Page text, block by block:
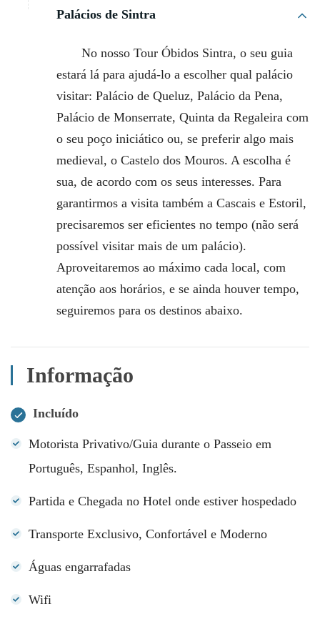
Palácios de Sintra
No nosso Tour Óbidos Sintra, o seu guia
estará lá para ajudá-lo a escolher qual palácio
visitar: Palácio de Queluz, Palácio da Pena,
Palácio de Monserrate, Quinta da Regaleira com
o seu poço iniciático ou, se preferir algo mais
medieval, o Castelo dos Mouros. A escolha é
sua, de acordo com os seus interesses. Para
garantirmos a visita também a Cascais e Estoril,
precisaremos ser eficientes no tempo (não será
possível visitar mais de um palácio).
Aproveitaremos ao máximo cada local, com
atenção aos horários, e se ainda houver tempo,
seguiremos para os destinos abaixo.
Informação
Incluído
Motorista Privativo/Guia durante o Passeio em
Português, Espanhol, Inglês.
Partida e Chegada no Hotel onde estiver hospedado
Transporte Exclusivo, Confortável e Moderno
Águas engarrafadas
Wifi